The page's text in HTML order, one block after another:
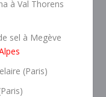
à Val Thorens
sel à Megève
(Paris)